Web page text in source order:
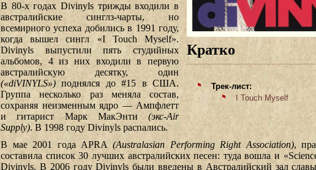
Кратко
Трек-лист:
I Touch Myself
В 80-х годах Divinyls трижды входили в
австралийские синглз-чарты, но
всемирного успеха добились в 1991 году,
когда вышел сингл «I Touch Myself».
Divinyls выпустили пять студийных
альбомов, 4 из них входили в первую
австралийскую десятку, один
(«diVINYLS»)поднялся до #15 в США.
Группа несколько раз меняла состав,
сохраняя неизменным ядро — Ампфлетт
и гитарист Марк МакЭнти (экс-Air
Supply). В 1998 году Divinyls распались.
В мае 2001 года APRA (Australasian Performing Right Association),
составила список 30 лучших австралийских песен: туда вошла и
Divinyls. В 2006 году Divinyls были введены в Австралийский зал